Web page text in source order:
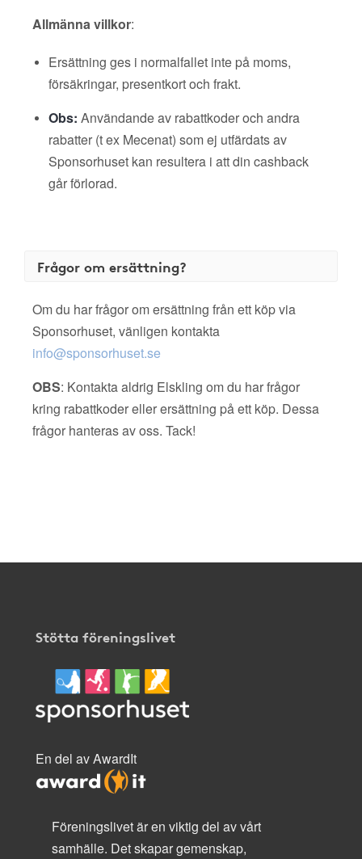
Allmänna villkor:
Ersättning ges i normalfallet inte på moms,
försäkringar, presentkort och frakt.
Obs: Användande av rabattkoder och andra
rabatter (t ex Mecenat) som ej utfärdats av
Sponsorhuset kan resultera i att din cashback
går förlorad.
Frågor om ersättning?
Om du har frågor om ersättning från ett köp via
Sponsorhuset, vänligen kontakta
info@sponsorhuset.se
OBS: Kontakta aldrig Elskling om du har frågor
kring rabattkoder eller ersättning på ett köp. Dessa
frågor hanteras av oss. Tack!
Stötta föreningslivet
En del av AwardIt
Föreningslivet är en viktig del av vårt
samhälle. Det skapar gemenskap,